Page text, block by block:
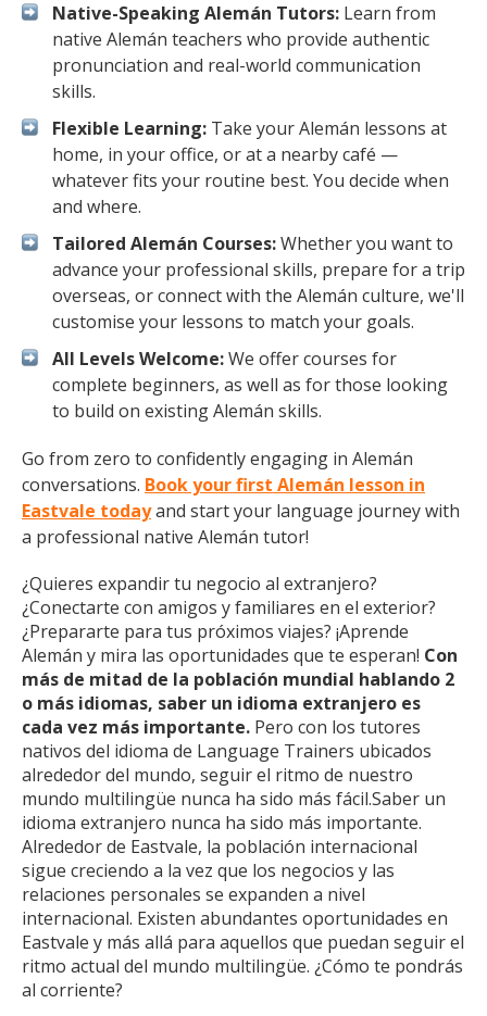
Native-Speaking Alemán Tutors: Learn from
native Alemán teachers who provide authentic
pronunciation and real-world communication
skills.
Flexible Learning: Take your Alemán lessons at
home, in your office, or at a nearby café —
whatever fits your routine best. You decide when
and where.
Tailored Alemán Courses:Whether you want to
advance your professional skills, prepare for a trip
overseas, or connect with the Alemán culture, we'll
customise your lessons to match your goals.
All Levels Welcome:We offer courses for
complete beginners, as well as for those looking
to build on existing Alemán skills.
Go from zero to confidently engaging in Alemán
conversations. Book your first Alemán lesson in
Eastvale todayand start your language journey with
a professional native Alemán tutor!
¿Quieres expandir tu negocio al extranjero?
¿Conectarte con amigos y familiares en el exterior?
¿Prepararte para tus próximos viajes? ¡Aprende
Alemán y mira las oportunidades que te esperan! Con
más de mitad de la población mundial hablando 2
o más idiomas, saber un idioma extranjero es
cada vez más importante. Pero con los tutores
nativos del idioma de Language Trainers ubicados
alrededor del mundo, seguir el ritmo de nuestro
mundo multilingüe nunca ha sido más fácil.Saber un
idioma extranjero nunca ha sido más importante.
Alrededor de Eastvale, la población internacional
sigue creciendo a la vez que los negocios y las
relaciones personales se expanden a nivel
internacional. Existen abundantes oportunidades en
Eastvale y más allá para aquellos que puedan seguir el
ritmo actual del mundo multilingüe. ¿Cómo te pondrás
al corriente?